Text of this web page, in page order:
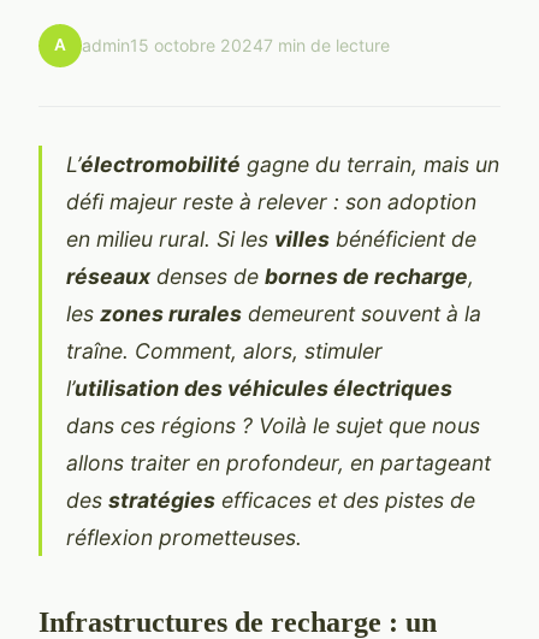
A admin15 octobre 20247 min de lecture
L’électromobilité gagne du terrain, mais un
défi majeur reste à relever : son adoption
en milieu rural. Si les villes bénéficient de
réseaux denses de bornes de recharge,
les zones rurales demeurent souvent à la
traîne. Comment, alors, stimuler
l’utilisation des véhicules électriques
dans ces régions ? Voilà le sujet que nous
allons traiter en profondeur, en partageant
des stratégies efficaces et des pistes de
réflexion prometteuses.
Infrastructures de recharge : un